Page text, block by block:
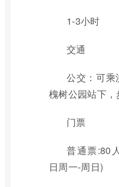
1-3小时
交通
公交：可乘
槐树公园站下，
门票
普通票:80
日周一-周日)